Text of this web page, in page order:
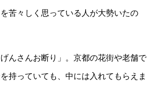
苦々しく思っている人が大勢いたの
んさんお断り」。京都の花街や老舗で
持っていても、中には入れてもらえま